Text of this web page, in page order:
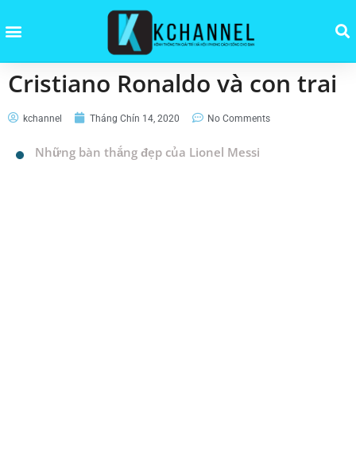
Cristiano Ronaldo và con trai
kchannel Tháng Chín 14, 2020 No Comments
Những bàn thắng đẹp của Lionel Messi